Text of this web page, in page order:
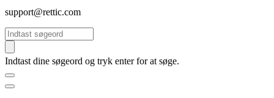
support@rettic.com
Søg
Indtast dine søgeord og tryk enter for at søge.